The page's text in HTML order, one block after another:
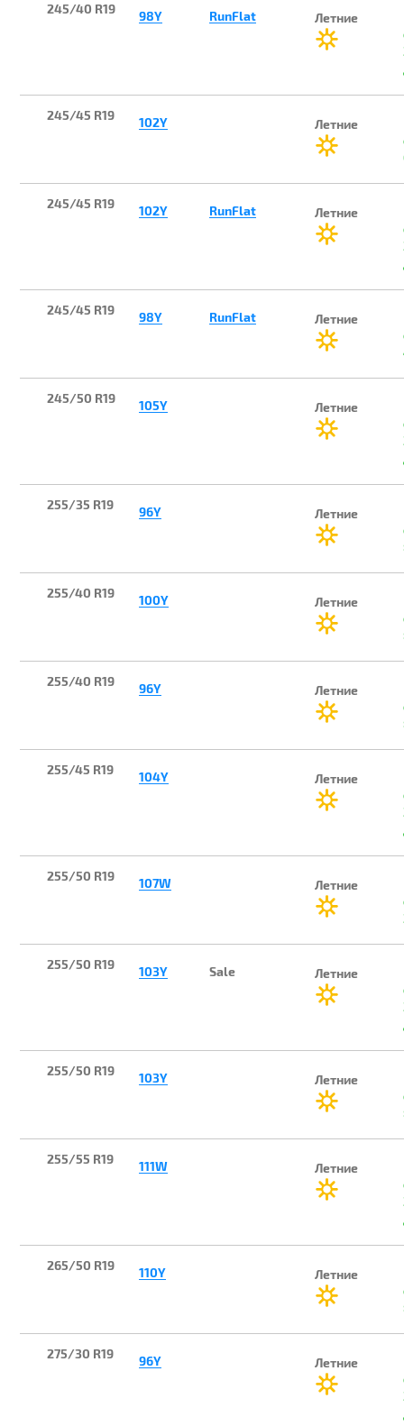
245/40 R19 98Y RunFlat Летние
245/45 R19 102Y Летние
245/45 R19 102Y RunFlat Летние
245/45 R19 98Y RunFlat Летние
245/50 R19 105Y Летние
255/35 R19 96Y Летние
255/40 R19 100Y Летние
255/40 R19 96Y Летние
255/45 R19 104Y Летние
255/50 R19 107W Летние
255/50 R19 103Y Sale Летние
255/50 R19 103Y Летние
255/55 R19 111W Летние
265/50 R19 110Y Летние
275/30 R19 96Y Летние